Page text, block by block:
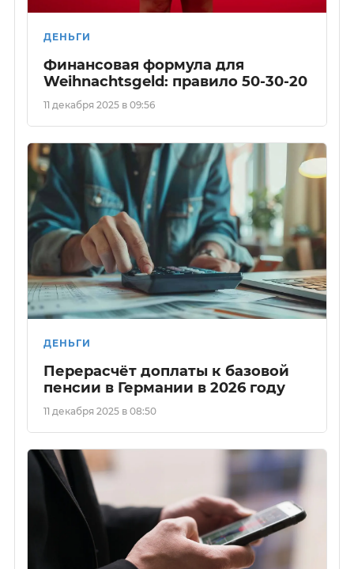
ДЕНЬГИ
Финансовая формула для
Weihnachtsgeld: правило 50-30-20
11 декабря 2025 в 09:56
ДЕНЬГИ
Перерасчёт доплаты к базовой
пенсии в Германии в 2026 году
11 декабря 2025 в 08:50